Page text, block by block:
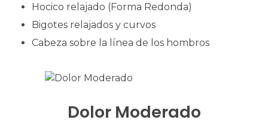
Hocico relajado (Forma Redonda)
Bigotes relajados y curvos
Cabeza sobre la línea de los hombros
Dolor Moderado